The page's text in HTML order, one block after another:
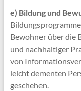
e) Bildung und
Bewohner über die
und nachhaltiger
von
leicht dementen
geschehen.